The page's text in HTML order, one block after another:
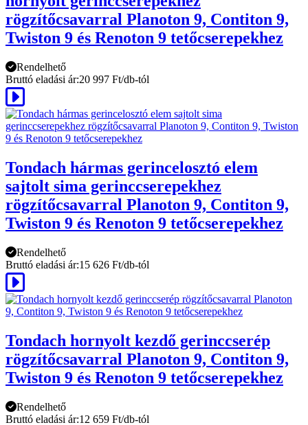
rögzítőcsavarral Planoton 9, Contiton 9,
Twiston 9 és Renoton 9 tetőcserepekhez
Rendelhető
Bruttó eladási ár:20 997 Ft/db-tól
Tondach hármas gerincelosztó elem
sajtolt sima gerinccserepekhez
rögzítőcsavarral Planoton 9, Contiton 9,
Twiston 9 és Renoton 9 tetőcserepekhez
Rendelhető
Bruttó eladási ár:15 626 Ft/db-tól
Tondach hornyolt kezdő gerinccserép
rögzítőcsavarral Planoton 9, Contiton 9,
Twiston 9 és Renoton 9 tetőcserepekhez
Rendelhető
Bruttó eladási ár:12 659 Ft/db-tól